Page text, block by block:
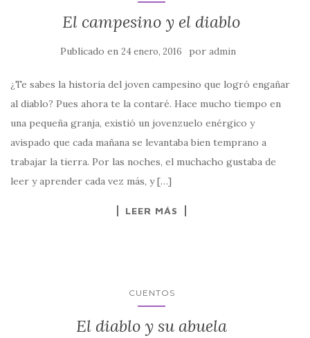
El campesino y el diablo
Publicado en 24 enero, 2016 por admin
¿Te sabes la historia del joven campesino que logró engañar
al diablo? Pues ahora te la contaré. Hace mucho tiempo en
una pequeña granja, existió un jovenzuelo enérgico y
avispado que cada mañana se levantaba bien temprano a
trabajar la tierra. Por las noches, el muchacho gustaba de
leer y aprender cada vez más, y […]
LEER MÁS
CUENTOS
El diablo y su abuela